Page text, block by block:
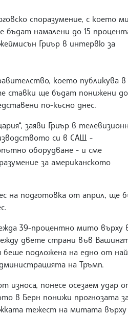
споразумение, с което
бъдат намалени до 15
Гриър в интервю за
което публикува в
ставки ще бъдат понижени до
по-късно днес.
заяви Гриър в
си в САЩ -
оборудване - и сме
за американското
на подготовка от април, ще
39-процентно мито върху
двете страни във
беше подложена на едно от
на Тръмп.
износа, понесе осезаем удар
в Берн понижи прогнозата
тежест на митата върху